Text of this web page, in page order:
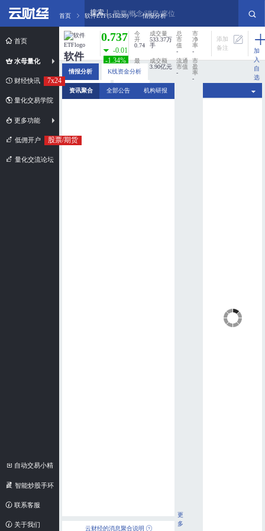
首页
水母量化
财经快讯 7x24
量化交易学院
更多功能
低佣开户 股票/期货
量化交流论坛
自动交易小精
灵 智能炒股手环
联系客服
关于我们
首页 软件ETF(515230) 情报分析
搜索 股票/概念/消息/席位
软件
ETF
515230
市值规模：
0.737
-0.01
-1.34%
今
开
0.74
成交量
533.37万
手
总
市
值
-
市
净
率
-
最
0.75
成交额
3.90亿元
流通
市值
-
市
盈
率
-
0.72
换手率
0%
添加
备注
加
入
自
选
情报分析 K线资金分析
分时资金分析 新闻扫描
资讯聚合 全部公告 机构研报
云财经的消息聚合说明
更
多